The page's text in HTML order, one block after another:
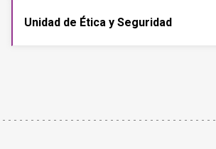
Unidad de Ética y Seguridad